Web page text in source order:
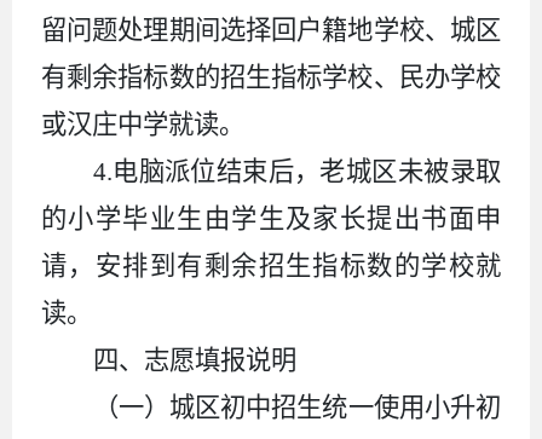
留问题处理期间选择回户籍地学校、城区
有剩余指标数的招生指标学校、民办学校
或汉庄中学就读。
4.电脑派位结束后，老城区未被录取
的小学毕业生由学生及家长提出书面申
请，安排到 有剩余招生指标数的学校就
读。
四、志愿填报说明
（一）城区初中招生统一使用小升初